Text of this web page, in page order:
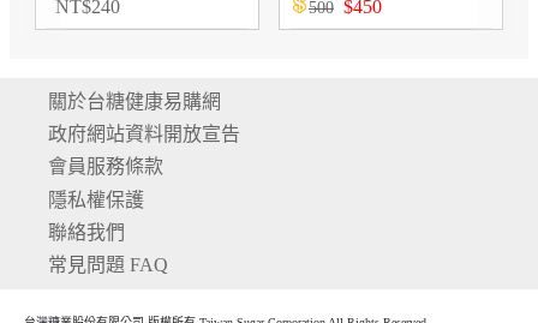
關於台糖健康易購網
政府網站資料開放宣告
會員服務條款
隱私權保護
聯絡我們
常見問題 FAQ